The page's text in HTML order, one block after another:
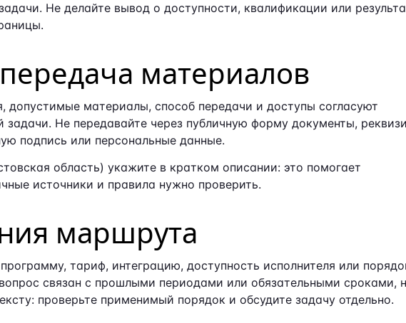
Не делайте вывод о доступности, квалификации или
материалов
допустимые материалы, способ передачи и доступы согласуют
задачи. Не передавайте через публичную форму документы,
подпись или персональные данные.
область) укажите в кратком описании: это помогает
источники и правила нужно проверить.
маршрута
тариф, интеграцию, доступность исполнителя или
связан с прошлыми периодами или обязательными сроками,
проверьте применимый порядок и обсудите задачу отдельно.